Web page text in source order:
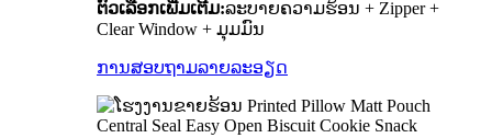
ຕົວເລືອກເພີ່ມເຕີມ:ລະບາຍຄວາມຮ້ອນ + Zipper +
Clear Window + ມຸມມົນ
ການສອບຖາມລາຍລະອຽດ